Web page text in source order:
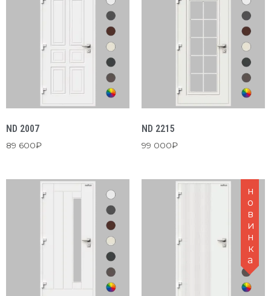
ND 2007
89 600₽
ND 2215
99 000₽
новинка